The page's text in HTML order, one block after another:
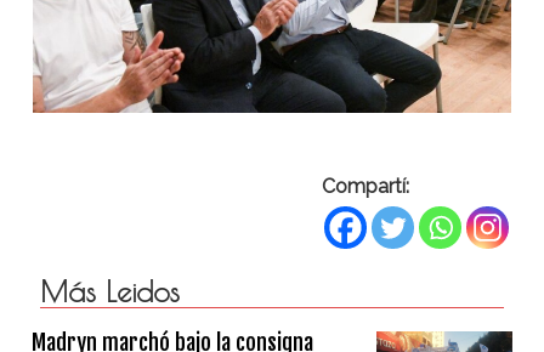
Compartí:
Más Leidos
Madryn marchó bajo la consigna